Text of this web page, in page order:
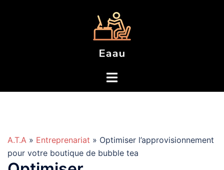
A.T.A » Entreprenariat » Optimiser l’approvisionnement
pour votre boutique de bubble tea